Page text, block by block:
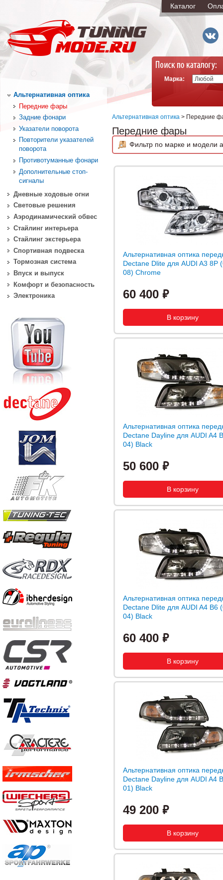
Каталог
Марка:
Альтернативная оптика > Передние
Передние фары
Фильтр по марке и модели
Альтернативная оптика
Dectane Dlite для AUDI A3 8P
08) Chrome
60 400
Альтернативная оптика
Dectane Dayline для AUDI A4
04) Black
50 600
Альтернативная оптика
Dectane Dlite для AUDI A4 B6
04) Black
60 400
Альтернативная оптика
Dectane Dayline для AUDI A4
01) Black
49 200
Альтернативная оптика
Передние фары
Задние фонари
Указатели поворота
Повторители указателей
поворота
Противотуманные фонари
Дополнительные стоп-
сигналы
Дневные ходовые огни
Световые решения
Аэродинамический обвес
Стайлинг интерьера
Стайлинг экстерьера
Спортивная подвеска
Тормозная система
Впуск и выпуск
Комфорт и безопасность
Электроника